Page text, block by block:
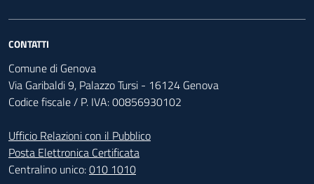
CONTATTI
Comune di Genova
Via Garibaldi 9, Palazzo Tursi - 16124 Genova
Codice fiscale / P. IVA: 00856930102
Ufficio Relazioni con il Pubblico
Posta Elettronica Certificata
Centralino unico:010 1010